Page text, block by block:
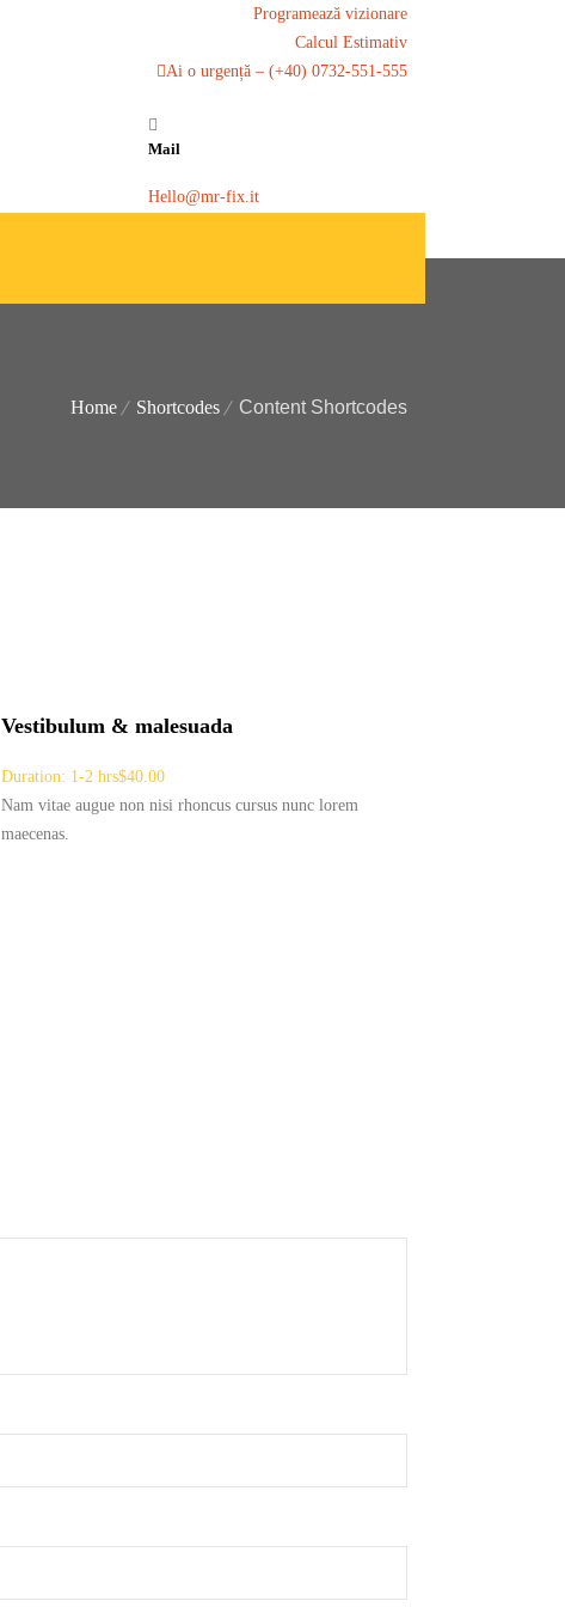
Programează vizionare
Calcul Estimativ
Ai o urgență – (+40) 0732-551-555
Mail
Hello@mr-fix.it
Home Shortcodes Content Shortcodes
Vestibulum & malesuada
Duration: 1-2 hrs$40.00
Nam vitae augue non nisi rhoncus cursus nunc lorem
maecenas.